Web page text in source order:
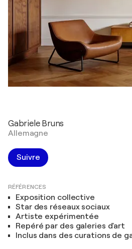
Gabriele Bruns
Allemagne
Suivre
RÉFÉRENCES
Exposition collective
Star des réseaux sociaux
Artiste expérimentée
Repéré par des galeries d'art
Inclus dans des curations de